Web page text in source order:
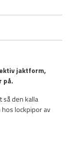
jaktform,
på.
så den kalla
hos lockpipor av